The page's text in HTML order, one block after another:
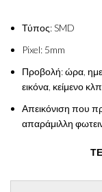
Τύπος: SMD
Pixel: 5mm
Προβολή: ώρα,
εικόνα, κείμενο κλπ
Απεικόνιση που
απαράμιλλη